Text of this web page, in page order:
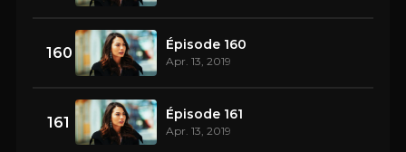
160 Épisode 160
Apr. 13, 2019
161 Épisode 161
Apr. 13, 2019